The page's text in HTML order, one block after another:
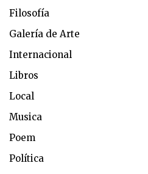
Filosofía
Galería de Arte
Internacional
Libros
Local
Musica
Poem
Política